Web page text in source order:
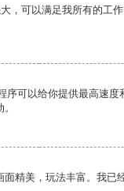
，可以满足我所有的工
序可以给你提供最高速度
面精美，玩法丰富。我已